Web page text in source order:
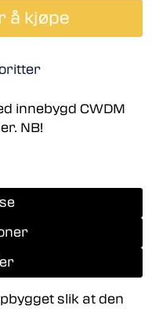
å kjøpe
innebygd CWDM
NB!
slik at den